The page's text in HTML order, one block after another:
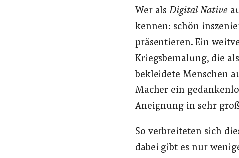
Wer als Digital Native
kennen: schön
präsentieren. Ein
Kriegsbemalung, die
bekleidete Menschen
Macher ein
Aneignung in sehr
So verbreiteten sich
dabei gibt es nur